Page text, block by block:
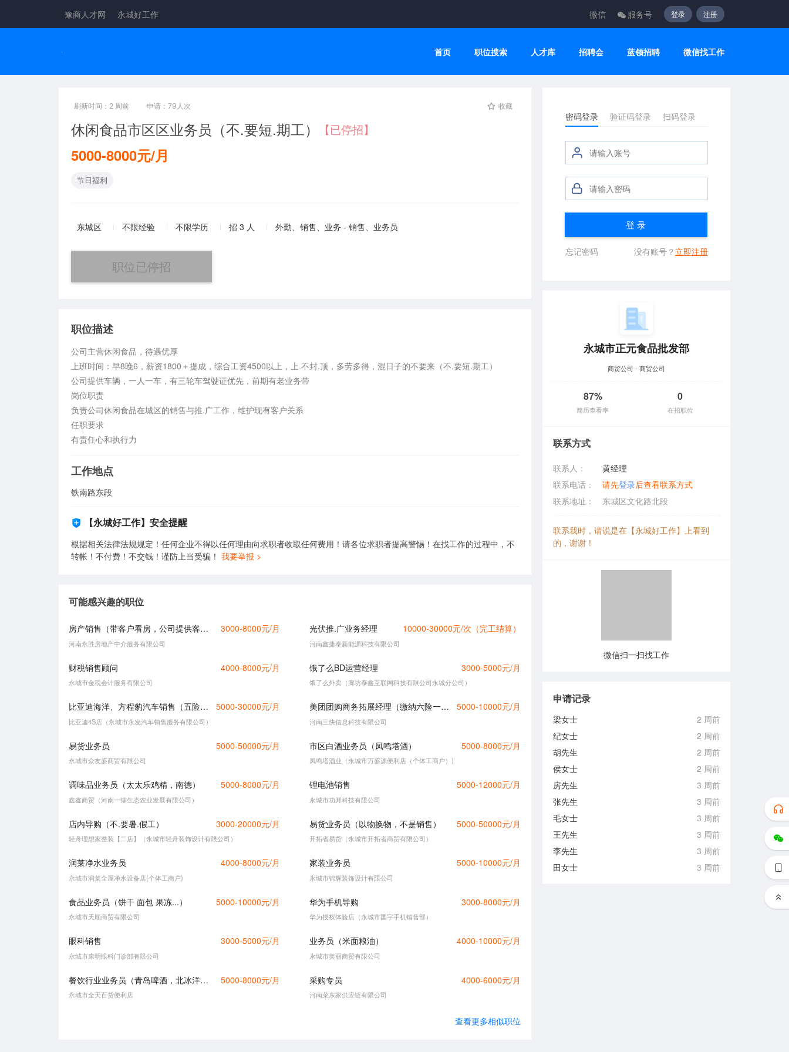
豫商人才网 永城好工作 微信 服务号 登录 注册
首页 职位搜索 人才库 招聘会 蓝领招聘 微信找工作
刷新时间：2 周前 申请：79人次 收藏
休闲食品市区区业务员（不.要短.期工） 【已停招】
5000-8000元/月
节日福利
东城区 不限经验 不限学历 招 3 人 外勤、销售、业务 - 销售、业务员
职位已停招
职位描述
公司主营休闲食品，待遇优厚
上班时间：早8晚6，薪资1800＋提成，综合工资4500以上，上.不封.顶，多劳多得，混日子的不要来（不.要短.期工）
公司提供车辆，一人一车，有三轮车驾驶证优先，前期有老业务带
岗位职责
负责公司休闲食品在城区的销售与推.广工作，维护现有客户关系
任职要求
有责任心和执行力
工作地点
铁南路东段
【永城好工作】安全提醒
根据相关法律法规规定！任何企业不得以任何理由向求职者收取任何费用！请各位求职者提高警惕！在找工作的过程中，不
转帐！不付费！不交钱！谨防上当受骗！ 我要举报 >
可能感兴趣的职位
房产销售（带客户看房，公司提供客源引流） 3000-8000元/月
河南永胜房地产中介服务有限公司
光伏推.广业务经理 10000-30000元/次（完工结算）
河南鑫捷泰新能源科技有限公司
财税销售顾问 4000-8000元/月
永城市金税会计服务有限公司
饿了么BD运营经理 3000-5000元/月
饿了么外卖（廊坊泰鑫互联网科技有限公司永城分公司）
比亚迪海洋、方程豹汽车销售（五险，月薪5000-30000元） 5000-30000元/月
比亚迪4S店（永城市永发汽车销售服务有限公司）
美团团购商务拓展经理（缴纳六险一金+13薪） 5000-10000元/月
河南三快信息科技有限公司
易货业务员 5000-50000元/月
永城市众友盛商贸有限公司
市区白酒业务员（凤鸣塔酒） 5000-8000元/月
凤鸣塔酒业（永城市万盛源便利店（个体工商户）)
调味品业务员（太太乐鸡精，南德） 5000-8000元/月
鑫鑫商贸（河南一镭生态农业发展有限公司）
锂电池销售 5000-12000元/月
永城市功邦科技有限公司
店内导购（不.要暑.假工） 3000-20000元/月
轻舟理想家整装【二店】（永城市轻舟装饰设计有限公司）
易货业务员（以物换物，不是销售） 5000-50000元/月
开拓者易货（永城市开拓者商贸有限公司）
润莱净水业务员 4000-8000元/月
永城市润菜全屋净水设备店(个体工商户)
家装业务员 5000-10000元/月
永城市锦辉装饰设计有限公司
食品业务员（饼干 面包 果冻...） 5000-10000元/月
永城市天顺商贸有限公司
华为手机导购 3000-8000元/月
华为授权体验店（永城市国宇手机销售部）
眼科销售 3000-5000元/月
永城市康明眼科门诊部有限公司
业务员（米面粮油） 4000-10000元/月
永城市美丽商贸有限公司
餐饮行业业务员（青岛啤酒，北冰洋果汁汽水，月薪5000-8000元） 5000-8000元/月
永城市全天百货便利店
采购专员 4000-6000元/月
河南菜东家供应链有限公司
查看更多相似职位
密码登录 验证码登录 扫码登录
登 录
忘记密码 没有账号？ 立即注册
永城市正元食品批发部
商贸公司 - 商贸公司
87%
简历查看率
0
在招职位
联系方式
联系人：
黄经理
联系电话：
请先登录后查看联系方式
联系地址：
东城区文化路北段
联系我时，请说是在【永城好工作】上看到
的，谢谢！
微信扫一扫找工作
申请记录
梁女士
2 周前
纪女士
2 周前
胡先生
2 周前
侯女士
2 周前
房先生
3 周前
张先生
3 周前
毛女士
3 周前
王先生
3 周前
李先生
3 周前
田女士
3 周前